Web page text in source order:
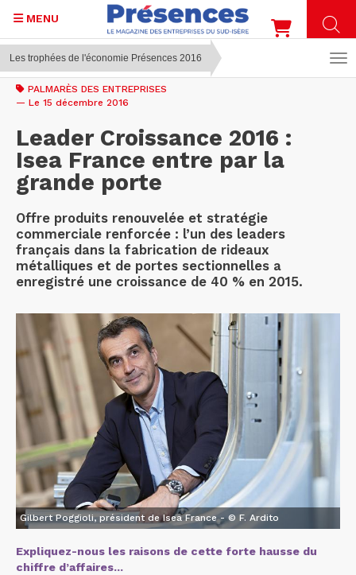
Aller
contenu
MENU
Les trophées de l'économie Présences 2016
PALMARÈS DES ENTREPRISES
— Le 15 décembre 2016
Leader Croissance 2016 :
Isea France entre par la
grande porte
Offre produits renouvelée et stratégie
commerciale renforcée : l’un des leaders
français dans la fabrication de rideaux
métalliques et de portes sectionnelles a
enregistré une croissance de 40 % en 2015.
Gilbert Poggioli, président de Isea France - © F. Ardito
Expliquez-nous les raisons de cette forte hausse du
chiffre d’affaires...